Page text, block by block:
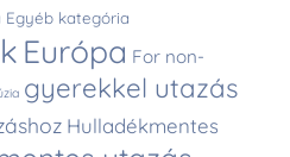
Egyéb kategória
Európa For non-
gyerekkel utazás
Hulladékmentes